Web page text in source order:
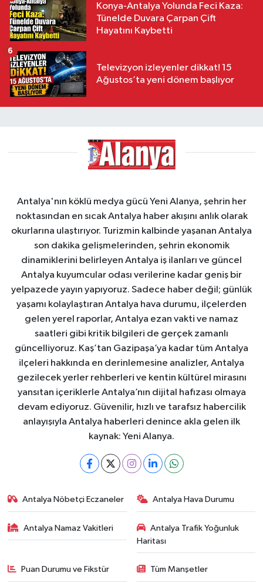
Konya-Antalya Yolunda Feci Kaza:
Tünelde Duvara Çarpan Çift
Hayatını Kaybetti
Televizyon izleyenler dikkat! 15
Ağustos’ta yeni dönem başlıyor
6
Antalya'nın köklü medya gücü Yeni Alanya, şehrin her
noktasından en sıcak Antalya haber akışını anlık olarak
okurlarına ulaştırıyor. Turizmin kalbinde yaşanan Antalya
son dakika gelişmelerinden, şehrin ekonomik
dinamiklerini belirleyen Antalya iş ilanları ve güncel
Antalya kuyumcular odası verilerine kadar geniş bir
yelpazede yayın yapıyoruz. Sadece haber değil; günlük
yaşamı kolaylaştıran Antalya hava durumu, ilçelerden
gelen yerel raporlar, Antalya ezan vakti ve namaz
saatleri gibi kritik bilgileri de gerçek zamanlı
güncelliyoruz. Kaş’tan Gazipaşa’ya kadar tüm Antalya
ilçeleri hakkında en derinlemesine analizler, Antalya
gezilecek yerler rehberleri ve kentin kültürel mirasını
yansıtan içeriklerle Antalya’nın dijital hafızası olmaya
devam ediyoruz. Güvenilir, hızlı ve tarafsız habercilik
anlayışıyla Antalya haberleri denince akla gelen ilk
kaynak: Yeni Alanya.
Antalya Nöbetçi Eczaneler Antalya Hava Durumu
Antalya Namaz Vakitleri
Antalya Trafik Yoğunluk
Haritası
Puan Durumu ve Fikstür Tüm Manşetler